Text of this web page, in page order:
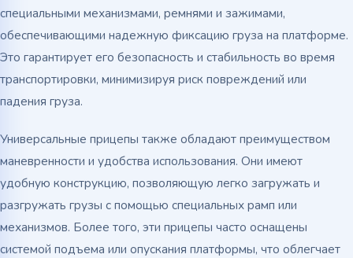
специальными механизмами, ремнями и зажимами,
обеспечивающими надежную фиксацию груза на платформе.
Это гарантирует его безопасность и стабильность во время
транспортировки, минимизируя риск повреждений или
падения груза.
Универсальные прицепы также обладают преимуществом
маневренности и удобства использования. Они имеют
удобную конструкцию, позволяющую легко загружать и
разгружать грузы с помощью специальных рамп или
механизмов. Более того, эти прицепы часто оснащены
системой подъема или опускания платформы, что облегчает